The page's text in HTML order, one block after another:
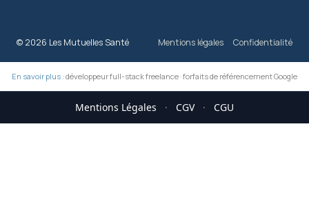
© 2026 Les Mutuelles Santé Mentions légales Confidentialité
En savoir plus : développeur full-stack freelance·forfaits de référencement Google
Mentions Légales · CGV · CGU